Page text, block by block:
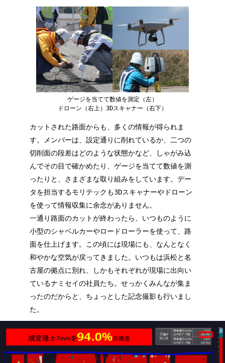
ゲージを当てて数値を測定（左）
ドローン（右上）3Dスキャナー（右下）
カットされた路面からも、多くの情報が得られま
す。メンバーは、設定通りに削れているか、二つの
切削面の段差はどのような状態かなど、しゃがみ込
んでその目で確かめたり、ゲージを当てて数値を測
ったりと、さまざまな取り組みをしています。デー
タを担当するモリテックも3Dスキャナーやドローン
を使って情報収集に余念がありません。
一通り路面のカットが終わったら、いつものように
小型のシャベルカーやロードローラーを使って、路
面を仕上げます。この頃には現場にも、なんとなく
和やかな空気が戻ってきました。いつもは浜松と名
古屋の拠点に別れ、しかもそれぞれが現場に出向い
ているナミセイの社員たち。せっかくみんなが集ま
ったのだからと、ちょっとした記念撮影も行いまし
た。